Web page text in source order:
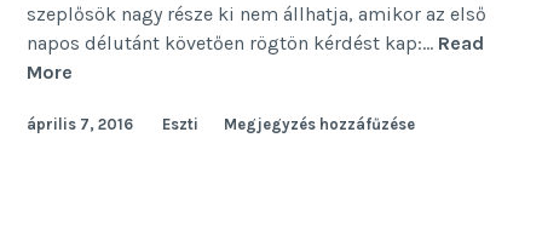
szeplősök nagy része ki nem állhatja, amikor az első
napos délutánt követően rögtön kérdést kap:… Read
More
szeplőt!
április 7, 2016 Eszti Megjegyzés hozzáfűzése